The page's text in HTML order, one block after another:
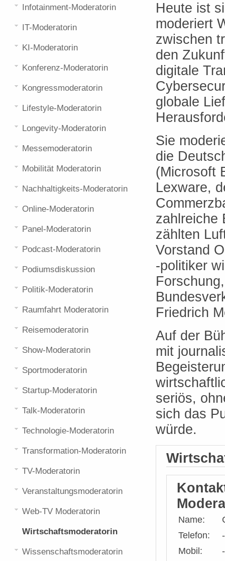
Heute ist
moderiert
zwischen
den
digitale
globale
Sie
die
(Microsoft
Lexware,
zahlreiche
zählten
Vorstand
-politiker
Friedrich
Auf der
mit
seriös,
sich das
würde.
Name:
Telefon:
-
Mobil:
-
Infotainment-Moderatorin
IT-Moderatorin
KI-Moderatorin
Konferenz-Moderatorin
Kongressmoderatorin
Lifestyle-Moderatorin
Longevity-Moderatorin
Messemoderatorin
Mobilität Moderatorin
Nachhaltigkeits-Moderatorin
Online-Moderatorin
Panel-Moderatorin
Podcast-Moderatorin
Podiumsdiskussion
Politik-Moderatorin
Raumfahrt Moderatorin
Reisemoderatorin
Show-Moderatorin
Sportmoderatorin
Startup-Moderatorin
Talk-Moderatorin
Technologie-Moderatorin
Transformation-Moderatorin
TV-Moderatorin
Veranstaltungsmoderatorin
Web-TV Moderatorin
Wirtschaftsmoderatorin
Wissenschaftsmoderatorin